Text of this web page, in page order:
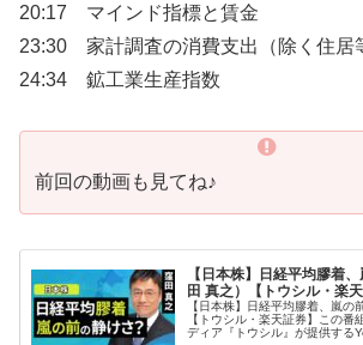
20:17 マインド指標と賃金
23:30 家計調査の消費支出（除く住居
24:34 鉱工業生産指数
前回の動画も見てね♪
【日本株】日経平均膠着
田 真之）【トウシル・楽天
【日本株】日経平均膠着、嵐の
【トウシル・楽天証券】この番
ディア『トウシル』が提供する